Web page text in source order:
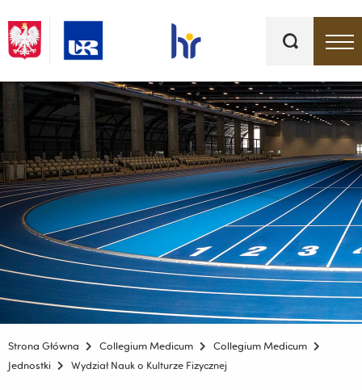
kluczowe
Menu - górna belka
Strona Główna Collegium Medicum
Collegium Medicum
Jednostki
Wydział Nauk o Kulturze Fizycznej